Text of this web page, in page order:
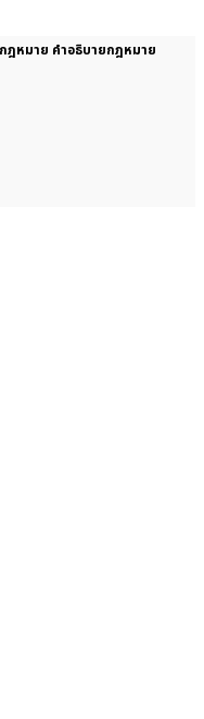
ฎหมาย คำอธิบายกฎหมาย